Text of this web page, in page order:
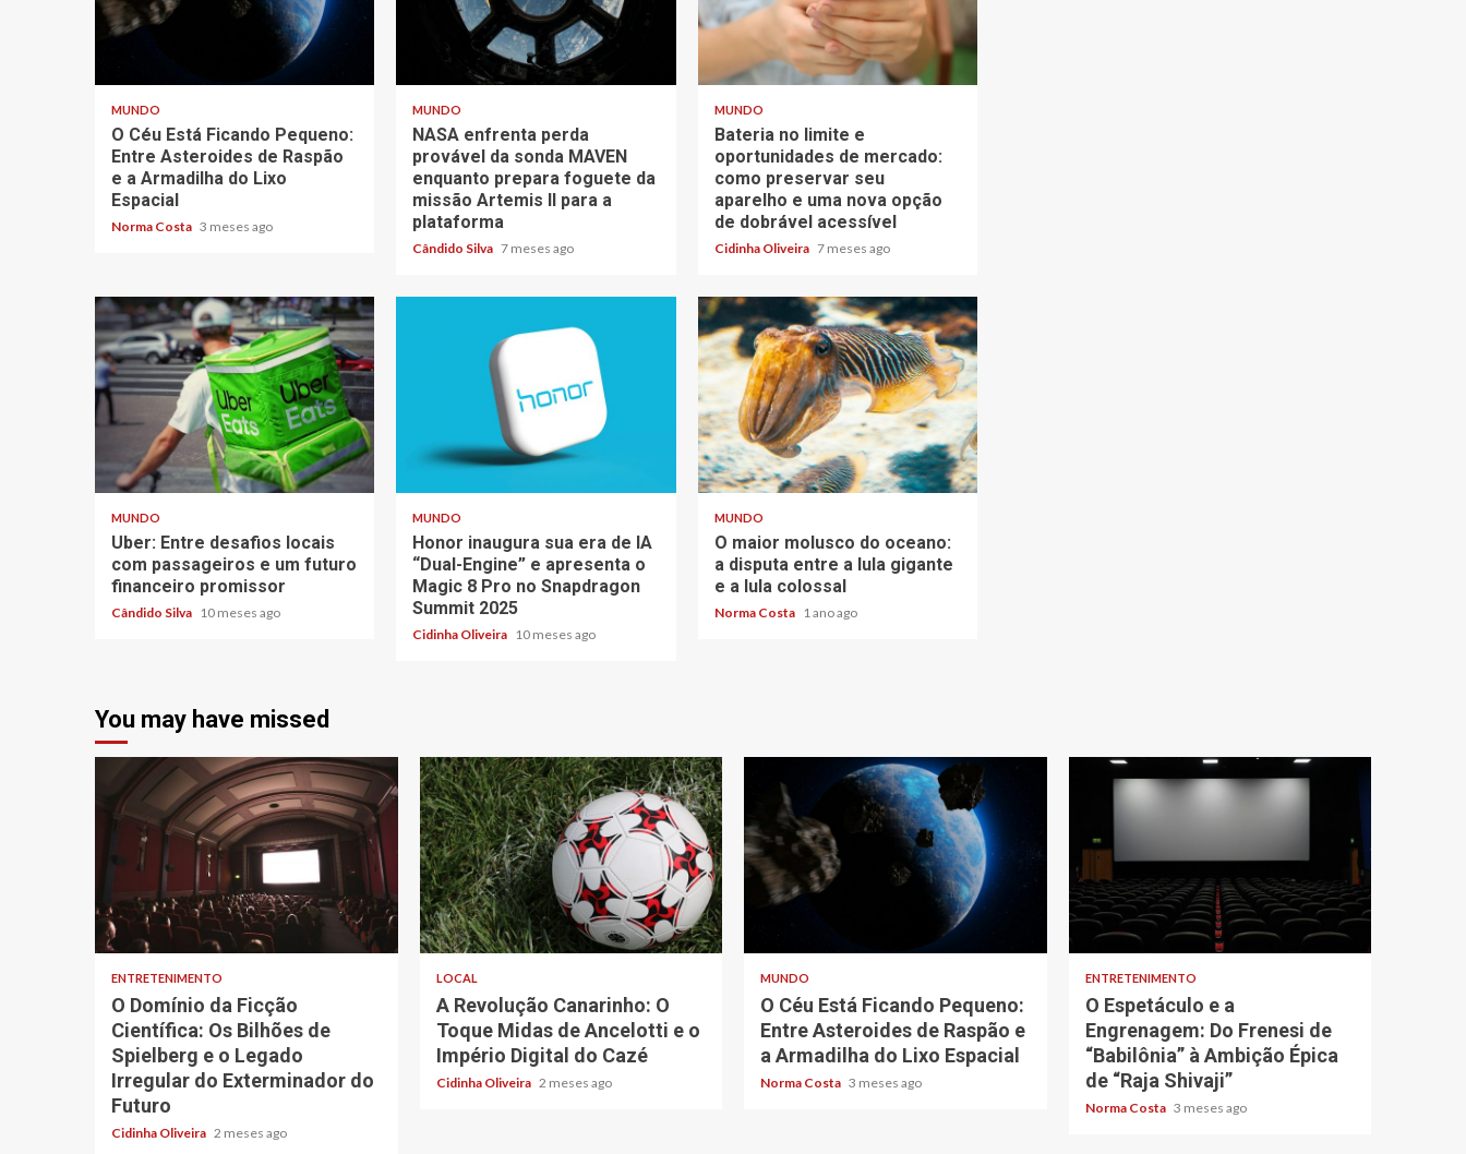
MUNDO
O Céu Está Ficando Pequeno:
Entre Asteroides de Raspão
e a Armadilha do Lixo
Espacial
Norma Costa 3 meses ago
4 min read
MUNDO
NASA enfrenta perda
provável da sonda MAVEN
enquanto prepara foguete da
missão Artemis II para a
plataforma
Cândido Silva 7 meses ago
3 min read
MUNDO
Bateria no limite e
oportunidades de mercado:
como preservar seu
aparelho e uma nova opção
de dobrável acessível
Cidinha Oliveira 7 meses ago
3 min read
MUNDO
Uber: Entre desafios locais
com passageiros e um futuro
financeiro promissor
Cândido Silva 10 meses ago
3 min read
MUNDO
Honor inaugura sua era de IA
“Dual-Engine” e apresenta o
Magic 8 Pro no Snapdragon
Summit 2025
Cidinha Oliveira 10 meses ago
3 min read
MUNDO
O maior molusco do oceano:
a disputa entre a lula gigante
e a lula colossal
Norma Costa 1 ano ago
You may have missed
6 min read
ENTRETENIMENTO
O Domínio da Ficção
Científica: Os Bilhões de
Spielberg e o Legado
Irregular do Exterminador do
Futuro
Cidinha Oliveira 2 meses ago
4 min read
LOCAL
A Revolução Canarinho: O
Toque Midas de Ancelotti e o
Império Digital do Cazé
Cidinha Oliveira 2 meses ago
MUNDO
O Céu Está Ficando Pequeno:
Entre Asteroides de Raspão e
a Armadilha do Lixo Espacial
Norma Costa 3 meses ago
4 min read
ENTRETENIMENTO
O Espetáculo e a
Engrenagem: Do Frenesi de
“Babilônia” à Ambição Épica
de “Raja Shivaji”
Norma Costa 3 meses ago